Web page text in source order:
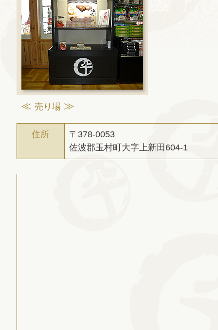
売り場
住所
〒378-0053
佐波郡玉村町大字上新田604-1